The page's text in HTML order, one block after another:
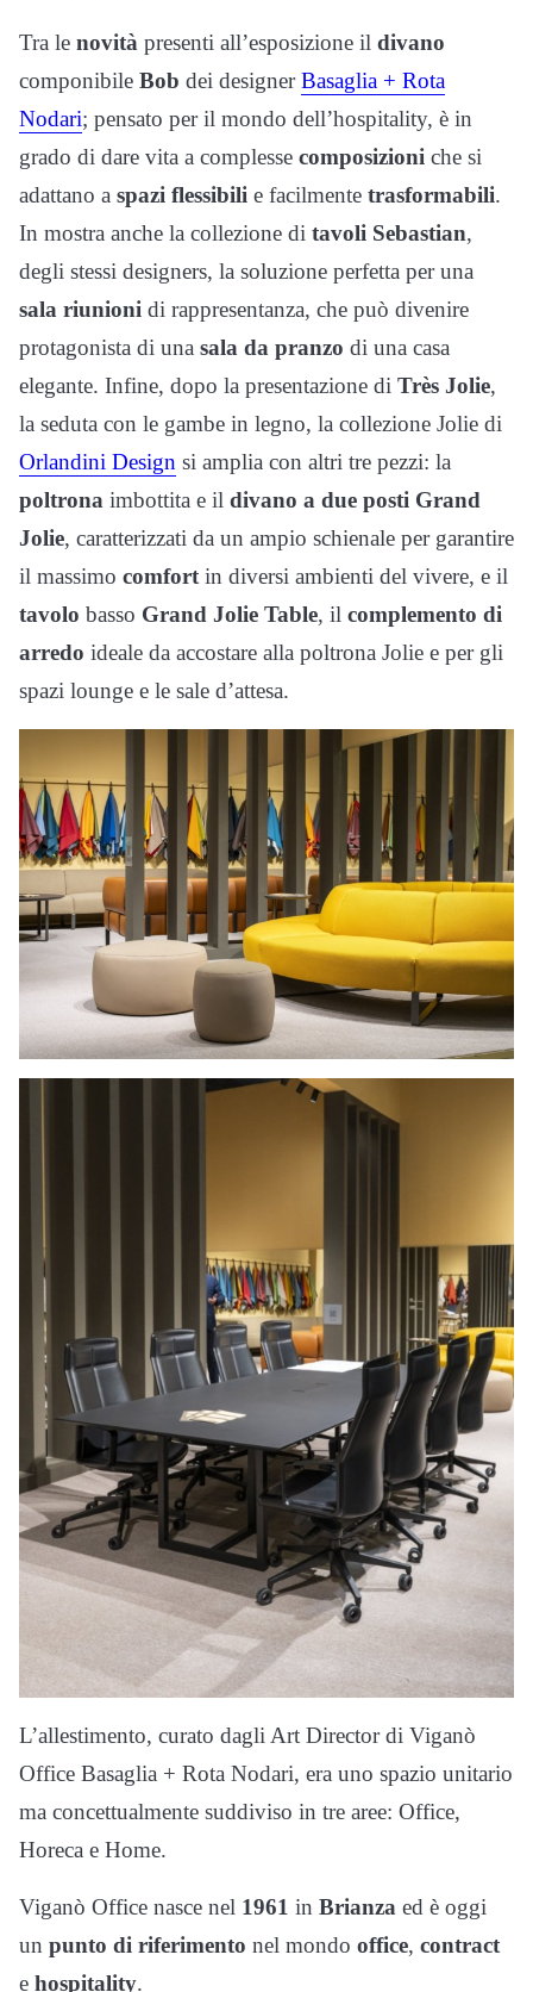
Tra le novità presenti all’esposizione il divano
componibile Bob dei designerBasaglia + Rota
Nodari; pensato per il mondo dell’hospitality, è in
grado di dare vita a complesse composizioni che si
adattano a spazi flessibili e facilmente trasformabili.
In mostra anche la collezione di tavoli Sebastian,
degli stessi designers, la soluzione perfetta per una
sala riunioni di rappresentanza, che può divenire
protagonista di una sala da pranzo di una casa
elegante. Infine, dopo la presentazione di Très Jolie,
la seduta con le gambe in legno, la collezione Jolie di
Orlandini Design si amplia con altri tre pezzi: la
poltrona imbottita e il divano a due posti Grand
Jolie, caratterizzati da un ampio schienale per garantire
il massimo comfortin diversi ambienti del vivere, e il
tavolo basso Grand Jolie Table, il complemento di
arredo ideale da accostare alla poltrona Jolie e per gli
spazi lounge e le sale d’attesa.
L’allestimento, curato dagli Art Director di Viganò
Office Basaglia + Rota Nodari, era uno spazio unitario
ma concettualmente suddiviso in tre aree: Office,
Horeca e Home.
Viganò Office nasce nel 1961 in Brianza ed è oggi
un punto di riferimento nel mondo office, contract
e hospitality.